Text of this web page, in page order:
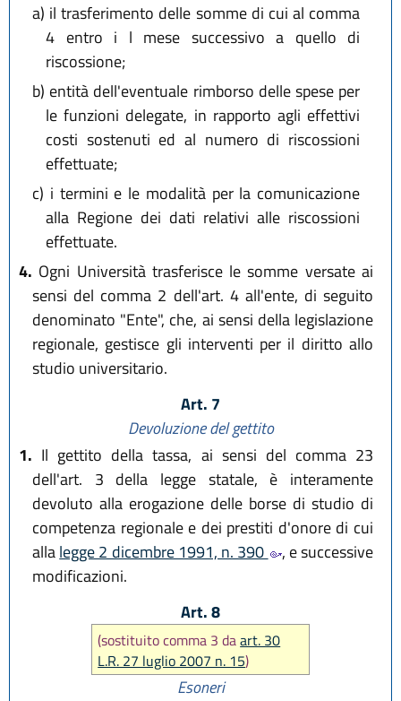
a) il trasferimento delle somme di cui al comma
4 entro i l mese successivo a quello di
riscossione;
b) entità dell'eventuale rimborso delle spese per
le funzioni delegate, in rapporto agli effettivi
costi sostenuti ed al numero di riscossioni
effettuate;
c) i termini e le modalità per la comunicazione
alla Regione dei dati relativi alle riscossioni
effettuate.
4. Ogni Università trasferisce le somme versate ai
sensi del comma 2 dell'art. 4 all'ente, di seguito
denominato "Ente", che, ai sensi della legislazione
regionale, gestisce gli interventi per il diritto allo
studio universitario.
Art. 7
Devoluzione del gettito
1. Il gettito della tassa, ai sensi del comma 23
dell'art. 3 della legge statale, è interamente
devoluto alla erogazione delle borse di studio di
competenza regionale e dei prestiti d'onore di cui
allalegge 2 dicembre 1991, n. 390
, e successive
modificazioni.
Art. 8
(sostituito comma 3 daart. 30
L.R. 27 luglio 2007 n. 15)
Esoneri